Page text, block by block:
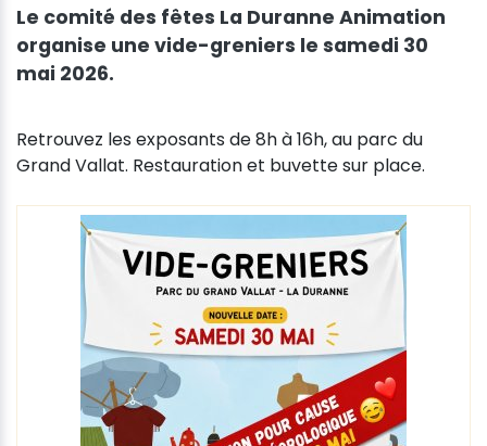
Le comité des fêtes La Duranne Animation
organise une vide-greniers le samedi 30
mai 2026.
Retrouvez les exposants de 8h à 16h, au parc du
Grand Vallat. Restauration et buvette sur place.